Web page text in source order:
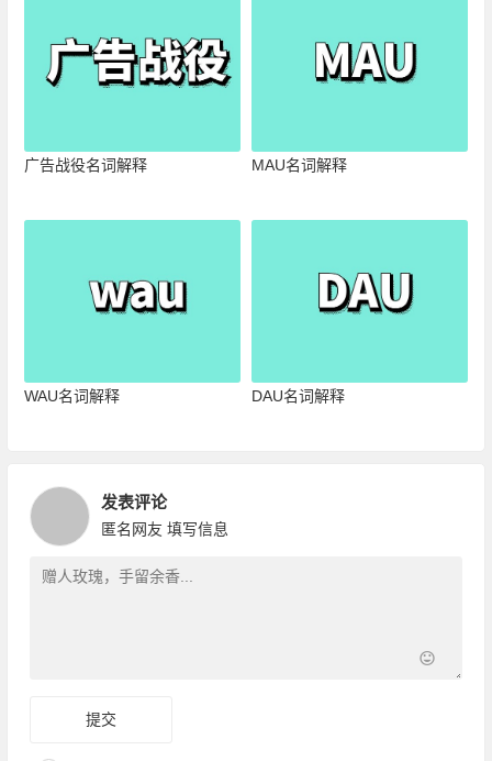
广告战役名词解释 MAU名词解释
WAU名词解释 DAU名词解释
发表评论
匿名网友 填写信息